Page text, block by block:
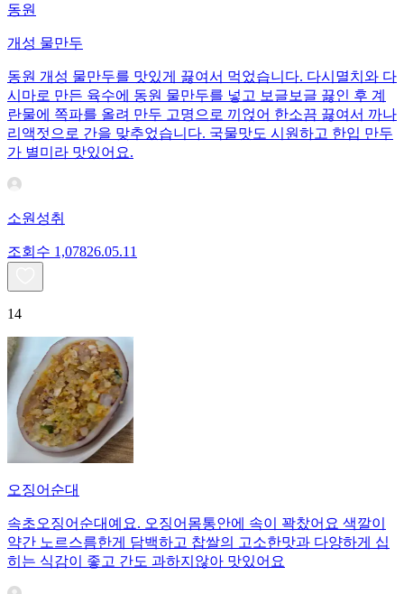
동원
개성 물만두
동원 개성 물만두를 맛있게 끓여서 먹었습니다. 다시멸치와 다
시마로 만든 육수에 동원 물만두를 넣고 보글보글 끓인 후 계
란물에 쪽파를 올려 만두 고명으로 끼얹어 한소끔 끓여서 까나
리액젓으로 간을 맞추었습니다. 국물맛도 시원하고 한입 만두
가 별미라 맛있어요.
소원성취
조회수 1,07826.05.11
14
오징어순대
속초오징어순대예요. 오징어몸통안에 속이 꽉찼어요 색깔이
약간 노르스름한게 담백하고 찹쌀의 고소한맛과 다양하게 십
히는 식감이 좋고 간도 과하지않아 맛있어요